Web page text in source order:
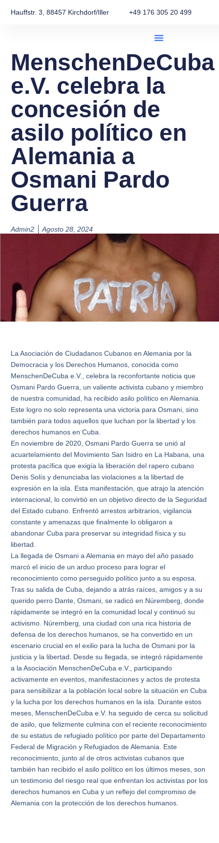
Hauffstr. 3, 88457 Kirchdorf/Iller +49 176 305 20 499
MenschenDeCuba
e.V. celebra la
concesión de
asilo político en
Alemania a
Osmani Pardo
Guerra
Admin2 Agosto 28, 2024
La Asociación de Ciudadanos Cubanos en Alemania por la
Democracia y los Derechos Humanos, conocida como
MenschenDeCuba e.V., celebra la reconfortante noticia que
Osmani Pardo Guerra, un valiente activista cubano y miembro
de nuestra comunidad, ha recibido asilo político en Alemania.
Este logro no solo representa una victoria para Osmani, sino
también para todos aquellos que luchan por la libertad y los
derechos humanos en Cuba.
En noviembre de 2020, Osmani Pardo Guerra se unió al
acuartelamiento del Movimiento San Isidro en La Habana, una
protesta pacífica que exigía la liberación del rapero cubano
Denis Solís y denunciaba las violaciones a la libertad de
expresión en la isla. Esta manifestación, que atrajo la atención
internacional, lo convirtió en un objetivo directo de la Seguridad
del Estado cubano. Enfrentó arrestos arbitrarios, vigilancia
constante y amenazas que finalmente lo obligaron a
abandonar Cuba para preservar su integridad física y su
libertad.
La llegada de Osmani a Alemania en mayo del año pasado
marcó el inicio de un arduo proceso para lograr el
reconocimiento como perseguido político junto a su esposa.
Tras su salida de Cuba, dejando a atrás raíces, amigos y a su
querido perro Dante, Osmani, se radicó en Núremberg, donde
rápidamente se integró en la comunidad local y continuó su
activismo. Núremberg, una ciudad con una rica historia de
defensa de los derechos humanos, se ha convertido en un
escenario crucial en el exilio para la lucha de Osmani por la
justicia y la libertad. Desde su llegada, se integró rápidamente
a la Asociación MenschenDeCuba e.V., participando
activamente en eventos, manifestaciones y actos de protesta
para sensibilizar a la población local sobre la situación en Cuba
y la lucha por los derechos humanos en la isla. Durante estos
meses, MenschenDeCuba e.V. ha seguido de cerca su solicitud
de asilo, que felizmente culmina con el reciente reconocimiento
de su estatus de refugiado político por parte del Departamento
Federal de Migración y Refugiados de Alemania. Este
reconocimiento, junto al de otros activistas cubanos que
también han recibido el asilo político en los últimos meses, son
un testimonio del riesgo real que enfrentan los activistas por los
derechos humanos en Cuba y un reflejo del compromiso de
Alemania con la protección de los derechos humanos.